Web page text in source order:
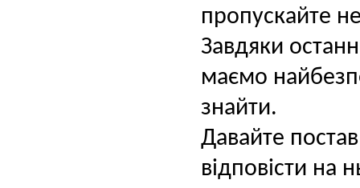
пропускайте
Завдяки
маємо
знайти.
Давайте
відповісти на